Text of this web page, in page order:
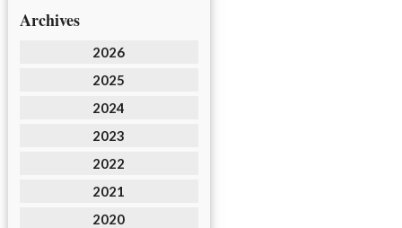
Archives
2026
2025
2024
2023
2022
2021
2020